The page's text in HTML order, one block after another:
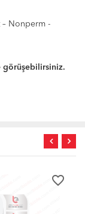
– Nonperm -
favorite_border